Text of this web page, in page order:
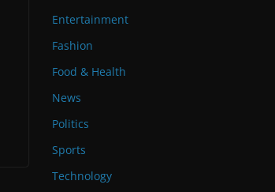
Entertainment
Fashion
Food & Health
News
Politics
Sports
Technology